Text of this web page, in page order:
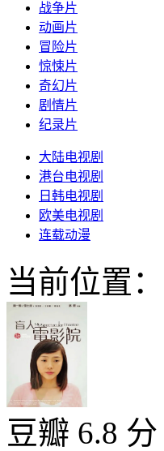
战争片
动画片
冒险片
惊悚片
奇幻片
剧情片
纪录片
大陆电视剧
港台电视剧
日韩电视剧
欧美电视剧
连载动漫
当前位置：
豆瓣 6.8 分